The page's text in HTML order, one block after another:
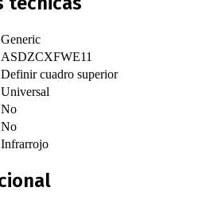
‎Generic
‎ASDZCXFWE11
‎Definir cuadro superior
‎Universal
‎No
‎No
‎Infrarrojo